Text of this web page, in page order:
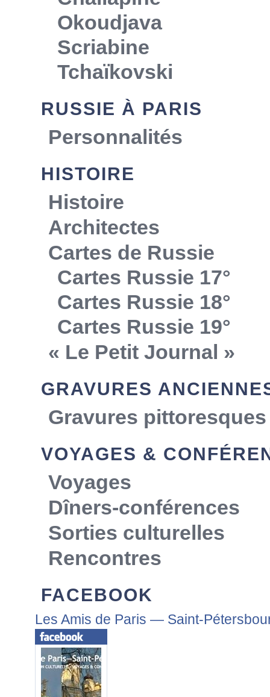
Okoudjava
Scriabine
Tchaïkovski
RUSSIE À PARIS
Personnalités
HISTOIRE
Histoire
Architectes
Cartes de Russie
Cartes Russie 17°
Cartes Russie 18°
Cartes Russie 19°
« Le Petit Journal »
GRAVURES
Gravures pittoresques
VOYAGES &
Voyages
Dîners-conférences
Sorties culturelles
Rencontres
FACEBOOK
Les Amis de Paris — Saint-